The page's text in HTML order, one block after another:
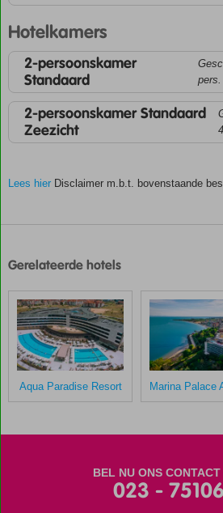
Hotelkamers
2-persoonskamer
Standaard
pers.
2-persoonskamer Standaard
Zeezicht
Lees hier Disclaimer m.b.t. bovenstaande
door
gegeven
na
hun
verblijf
Festa
Gerelateerde hotels
Aqua Paradise Resort
BEL NU ONS CONTACT
023 -